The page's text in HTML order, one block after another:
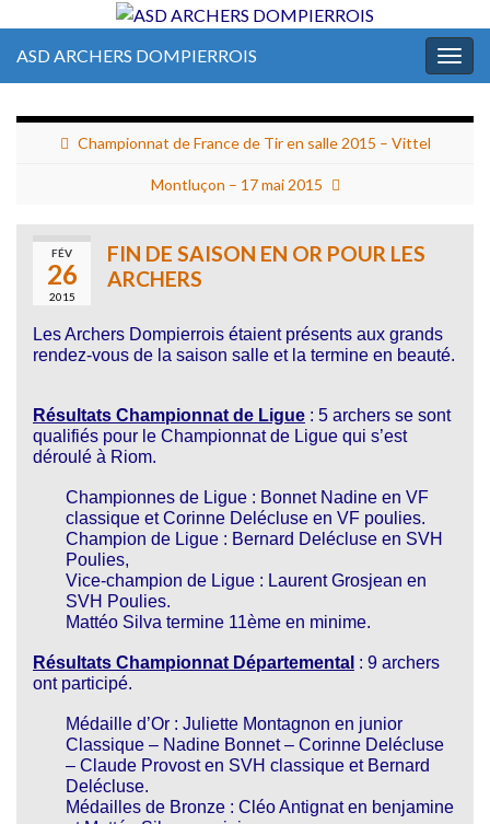
ASD ARCHERS DOMPIERROIS
Championnat de France de Tir en salle 2015 – Vittel
Montluçon – 17 mai 2015
FÉV
26
2015
FIN DE SAISON EN OR POUR LES
ARCHERS
Les Archers Dompierrois étaient présents aux grands
rendez-vous de la saison salle et la termine en beauté.
Résultats Championnat de Ligue : 5 archers se sont
qualifiés pour le Championnat de Ligue qui s’est
déroulé à Riom.
Championnes de Ligue : Bonnet Nadine en VF
classique et Corinne Delécluse en VF poulies.
Champion de Ligue : Bernard Delécluse en SVH
Poulies,
Vice-champion de Ligue : Laurent Grosjean en
SVH Poulies.
Mattéo Silva termine 11ème en minime.
Résultats Championnat Départemental : 9 archers
ont participé.
Médaille d’Or : Juliette Montagnon en junior
Classique – Nadine Bonnet – Corinne Delécluse
– Claude Provost en SVH classique et Bernard
Delécluse.
Médailles de Bronze : Cléo Antignat en benjamine